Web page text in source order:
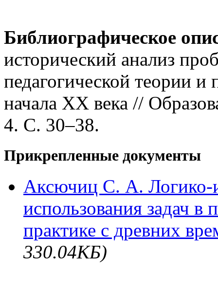
Библиографическое
исторический анализ
педагогической теории и
начала XX века //
4. С. 30–38.
Прикрепленные документы
Аксючиц С. А. Логико-
использования задач в
практике с древних
330.04КБ)